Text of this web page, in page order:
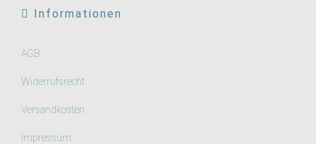
Informationen
AGB
Widerrufsrecht
Versandkosten
Impressum